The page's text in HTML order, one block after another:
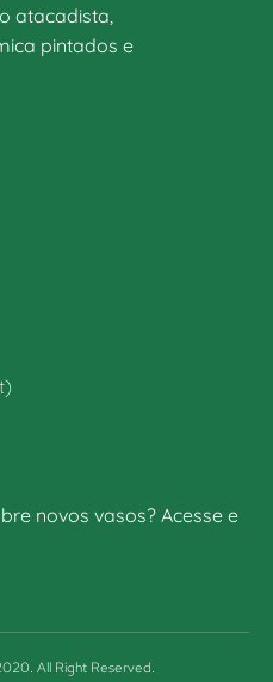
atacadista,
pintados e
novos vasos? Acesse e
All Right Reserved.